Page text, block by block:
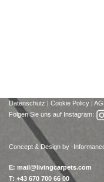
Datenschutz | Cookie Policy |
Folgen Sie uns auf Instagram:
Concept & Design by -
E: mail@livingcarpets.com
T: +43 670 700 66 00